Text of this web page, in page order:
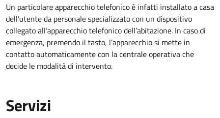
Un particolare apparecchio telefonico è infatti installato a casa
dell’utente da personale specializzato con un dispositivo
collegato all’apparecchio telefonico dell’abitazione. In caso di
emergenza, premendo il tasto, l’apparecchio si mette in
contatto automaticamente con la centrale operativa che
decide le modalità di intervento.
Servizi